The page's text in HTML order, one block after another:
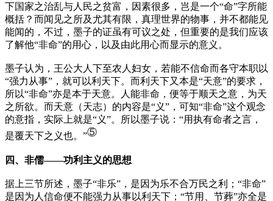
下国家之治乱与人民之贫富，因素很多，岂是一个“命”字所能
概括？而闻见之所及尤其有限，真理世界的物事，并不都能见
能闻的，不过，墨子的证虽有可议之处，但重要的是我们应该
了解他“非命”的用心，以及由此用心而显示的意义。
墨子认为，王公大人下至农人妇女，若能不信命而各守本职以
“强力从事”，就可以利天下。而利天下又本是“天意”的要求，
所以“非命”亦是本于天意。人能非命，便等于顺天之意，为天
之所欲。而天意（天志）的内容是“义”，可知“非命”这个观念
的意指，实际上就是“义”。所以墨子说：“用执有命者之言，
是覆天下之义也。”⑤
四、非儒——功利主义的思想
据上三节所述，墨子“非乐”，是因为乐不合万民之利；“非命”
是因为人信命便不能强力从事以利天下；“节用、节葬”亦全是